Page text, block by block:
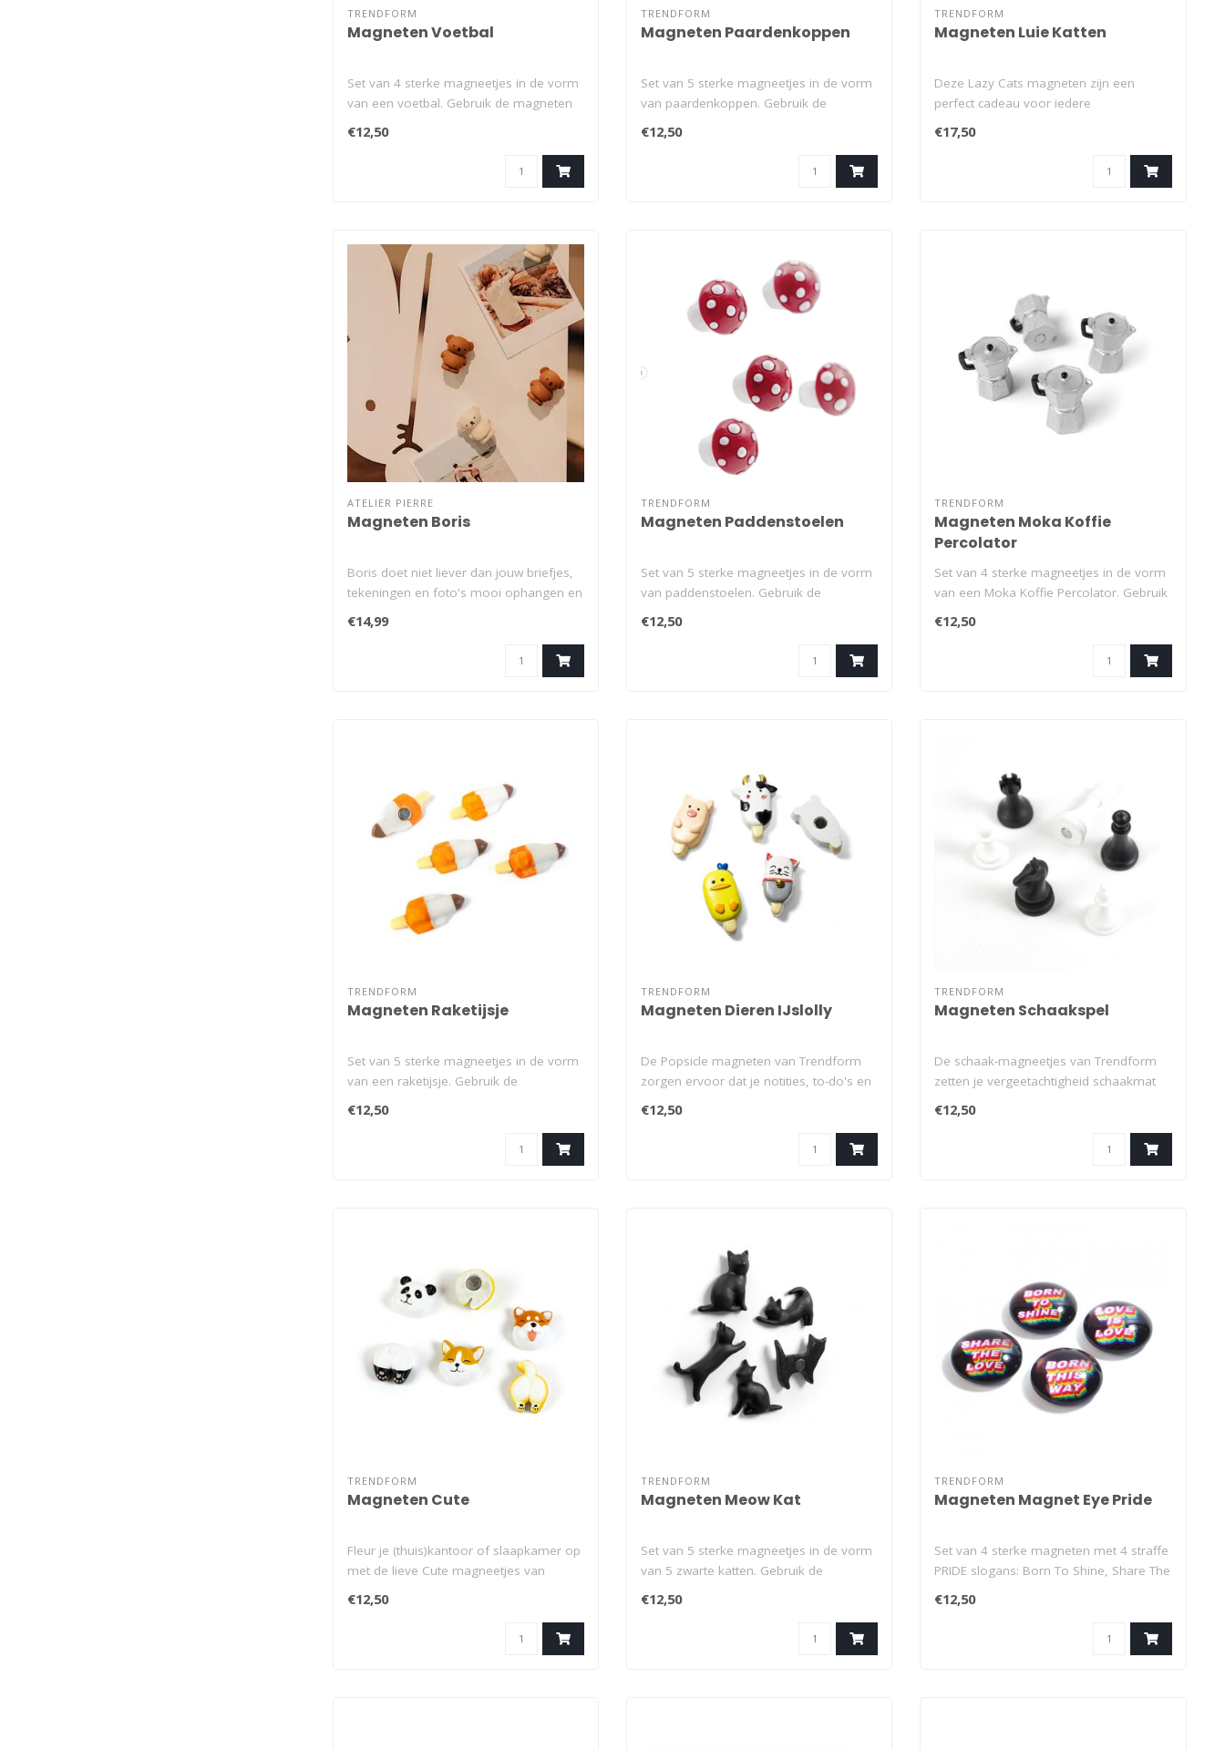
TRENDFORM
Magneten Voetbal
Set van 4 sterke magneetjes in de vorm
van een voetbal. Gebruik de magneten
€12,50
TRENDFORM
Magneten Paardenkoppen
Set van 5 sterke magneetjes in de vorm
van paardenkoppen. Gebruik de
€12,50
TRENDFORM
Magneten Luie Katten
Deze Lazy Cats magneten zijn een
perfect cadeau voor iedere
€17,50
ATELIER PIERRE
Magneten Boris
Boris doet niet liever dan jouw briefjes,
tekeningen en foto's mooi ophangen en
€14,99
TRENDFORM
Magneten Paddenstoelen
Set van 5 sterke magneetjes in de vorm
van paddenstoelen. Gebruik de
€12,50
TRENDFORM
Magneten Moka Koffie
Percolator
Set van 4 sterke magneetjes in de vorm
van een Moka Koffie Percolator. Gebruik
€12,50
TRENDFORM
Magneten Raketijsje
Set van 5 sterke magneetjes in de vorm
van een raketijsje. Gebruik de
€12,50
TRENDFORM
Magneten Dieren IJslolly
De Popsicle magneten van Trendform
zorgen ervoor dat je notities, to-do's en
€12,50
TRENDFORM
Magneten Schaakspel
De schaak-magneetjes van Trendform
zetten je vergeetachtigheid schaakmat
€12,50
TRENDFORM
Magneten Cute
Fleur je (thuis)kantoor of slaapkamer op
met de lieve Cute magneetjes van
€12,50
TRENDFORM
Magneten Meow Kat
Set van 5 sterke magneetjes in de vorm
van 5 zwarte katten. Gebruik de
€12,50
TRENDFORM
Magneten Magnet Eye Pride
Set van 4 sterke magneten met 4 straffe
PRIDE slogans: Born To Shine, Share The
€12,50